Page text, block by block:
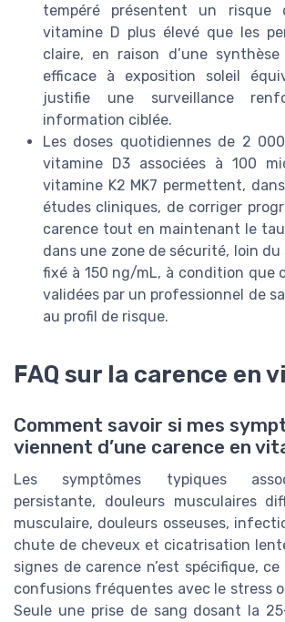
tempéré présentent un risque
vitamine D plus élevé que les
claire, en raison d’une
efficace à exposition soleil
justifie une surveillance
information ciblée.
Les doses quotidiennes de 2
vitamine D3 associées à 100
vitamine K2 MK7 permettent,
études cliniques, de corriger
carence tout en maintenant le
dans une zone de sécurité, loin
fixé à 150 ng/mL, à condition que
validées par un professionnel de
au profil de risque.
FAQ sur la carence en
Comment savoir si mes
viennent d’une carence en
Les symptômes typiques
persistante, douleurs musculaires
musculaire, douleurs osseuses,
chute de cheveux et cicatrisation
signes de carence n’est spécifique,
confusions fréquentes avec le stress
Seule une prise de sang dosant la